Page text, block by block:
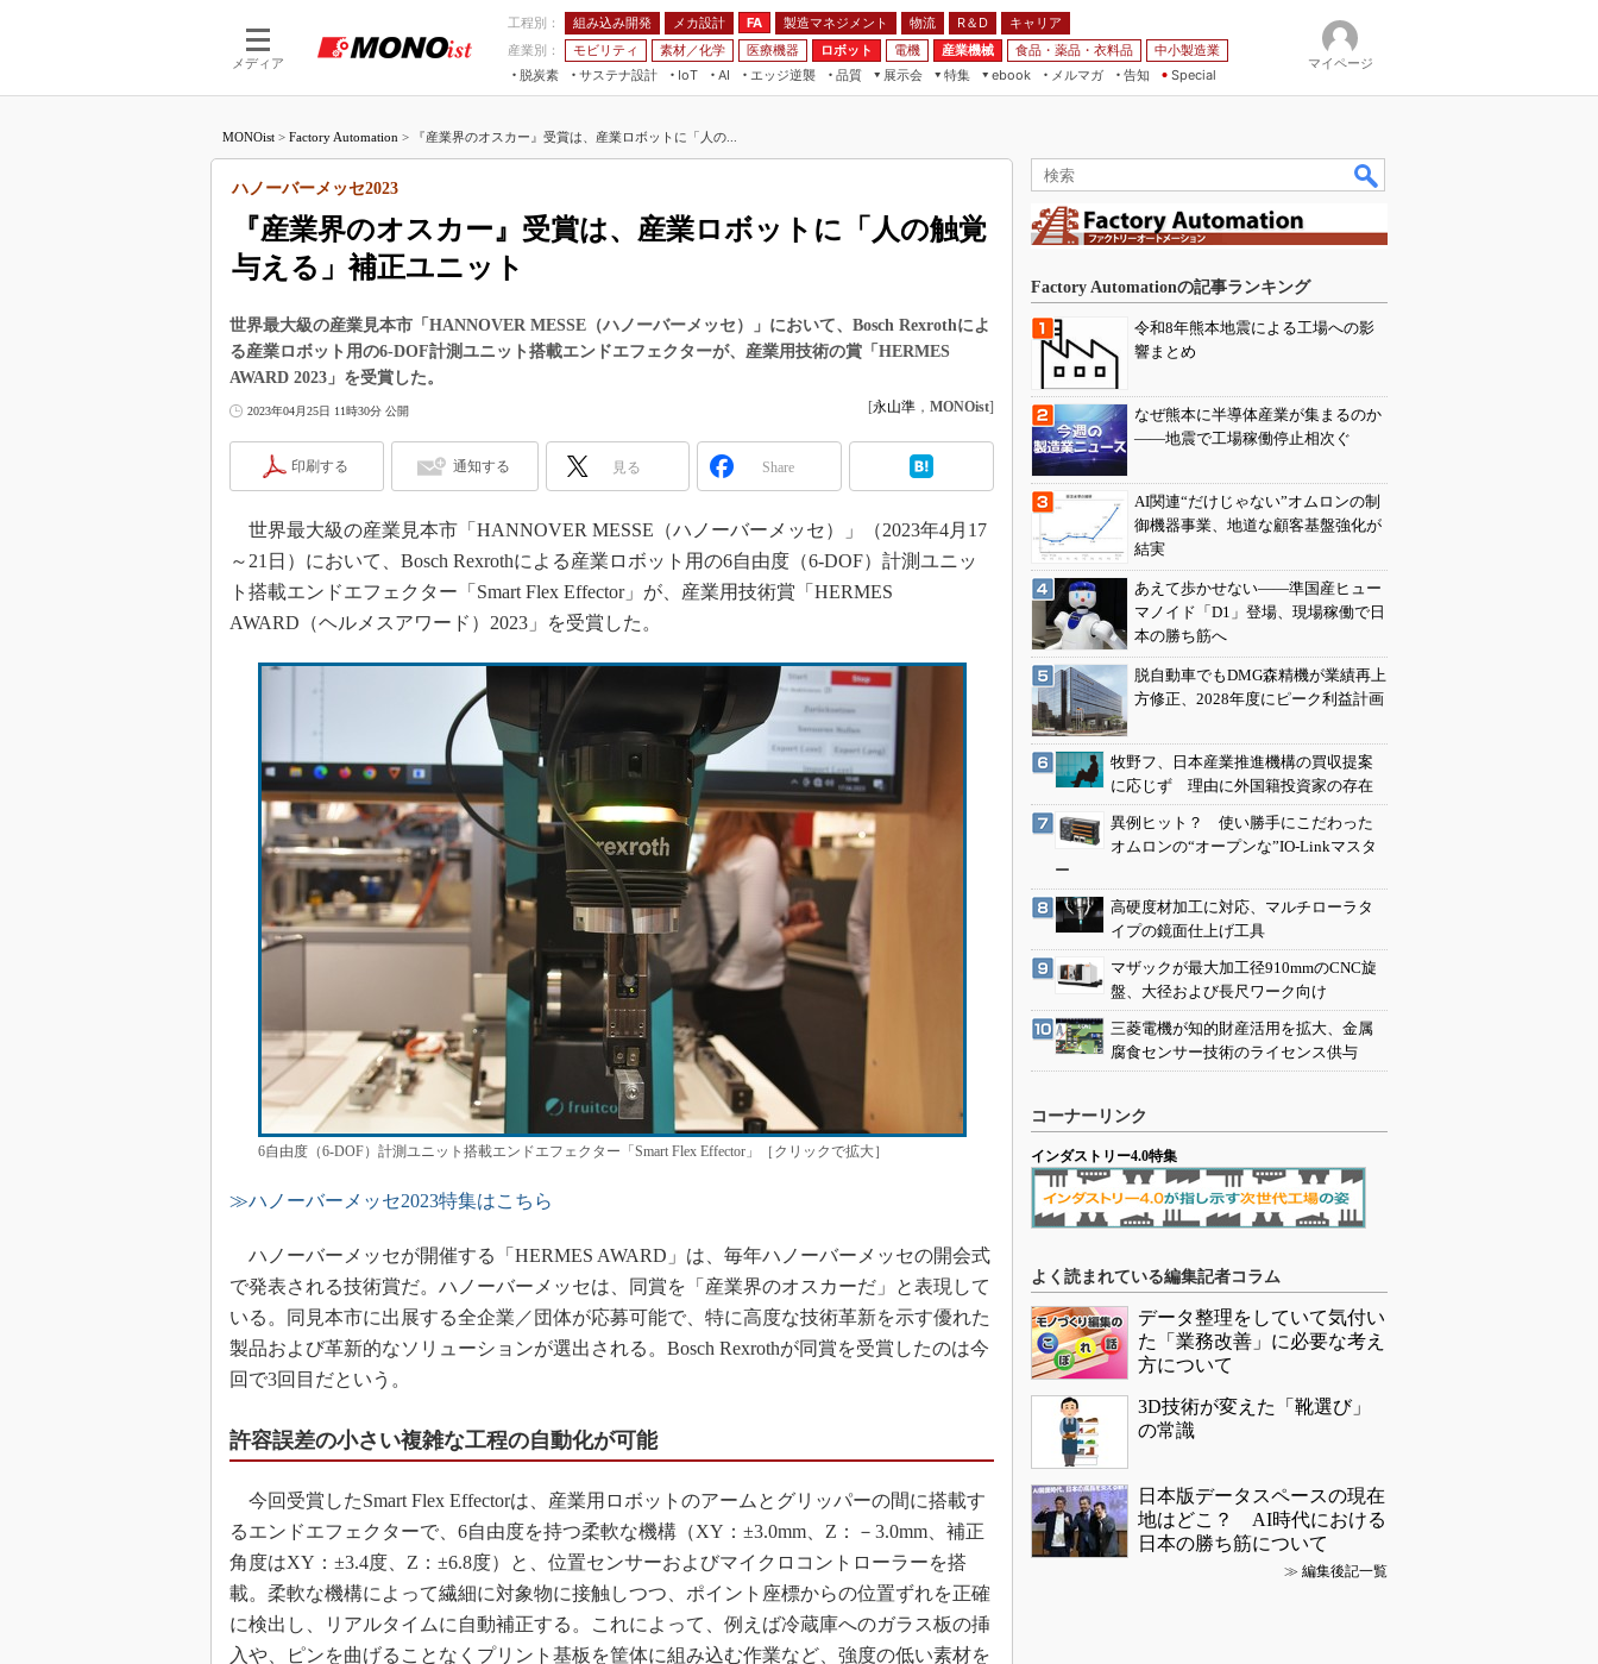
メディア
工程別： 組み込み開発 メカ設計 FA 製造マネジメント 物流 R＆D
キャリア
産業別：
モビリティ 素材／化学 医療機器 ロボット 電機 産業機械 食品・薬品・衣料品
中小製造業
脱炭素
サステナ設計
IoT
つながる工場
AI
AI×設備保全
エッジ逆襲 品質
展示会
JIMTOF
IIFES
TECHNO-FRONTIER
EdgeTech+
日本ものづくりワールド
AUTOMOTIVE WORLD
産業オープンネット展
特集
つながるクルマ
VR／AR
組み込み画像技術
組み込みモデリング
ISO26262
3Dプリンタ
イノベーション
製造業ビッグデータ
メイドインジャパン
植物工場
知財マネジメント
海外生産
グローバル設計・開発
制御セキュリティ
新型コロナへの対応
ebook
メルマガ
告知 Special
マイページ
MONOist > Factory Automation > 『産業界のオスカー』受賞は、産業ロボットに「人の...
『産業界のオスカー』受賞は、産業ロボットに「人の触覚
与える」補正ユニット
ハノーバーメッセ2023
世界最大級の産業見本市「HANNOVER MESSE（ハノーバーメッセ）」において、Bosch Rexrothによ
る産業ロボット用の6-DOF計測ユニット搭載エンドエフェクターが、産業用技術の賞「HERMES
AWARD 2023」を受賞した。
2023年04月25日 11時30分 公開 [永山準 ， MONOist]
印刷する 通知する 見る Share
世界最大級の産業見本市「HANNOVER MESSE（ハノーバーメッセ）」（2023年4月17
～21日）において、Bosch Rexrothによる産業ロボット用の6自由度（6-DOF）計測ユニッ
ト搭載エンドエフェクター「Smart Flex Effector」が、産業用技術賞「HERMES
AWARD（ヘルメスアワード）2023」を受賞した。
6自由度（6-DOF）計測ユニット搭載エンドエフェクター「Smart Flex Effector」［クリックで拡大］
≫ハノーバーメッセ2023特集はこちら
ハノーバーメッセが開催する「HERMES AWARD」は、毎年ハノーバーメッセの開会式
で発表される技術賞だ。ハノーバーメッセは、同賞を「産業界のオスカーだ」と表現して
いる。同見本市に出展する全企業／団体が応募可能で、特に高度な技術革新を示す優れた
製品および革新的なソリューションが選出される。Bosch Rexrothが同賞を受賞したのは今
回で3回目だという。
許容誤差の小さい複雑な工程の自動化が可能
今回受賞したSmart Flex Effectorは、産業用ロボットのアームとグリッパーの間に搭載す
るエンドエフェクターで、6自由度を持つ柔軟な機構（XY：±3.0mm、Z：－3.0mm、補正
角度はXY：±3.4度、Z：±6.8度）と、位置センサーおよびマイクロコントローラーを搭
載。柔軟な機構によって繊細に対象物に接触しつつ、ポイント座標からの位置ずれを正確
に検出し、リアルタイムに自動補正する。これによって、例えば冷蔵庫へのガラス板の挿
入や、ピンを曲げることなくプリント基板を筐体に組み込む作業など、強度の低い素材を
Factory Automationの記事ランキング
令和8年熊本地震による工場への影
響まとめ
なぜ熊本に半導体産業が集まるのか
――地震で工場稼働停止相次ぐ
AI関連“だけじゃない”オムロンの制
御機器事業、地道な顧客基盤強化が
結実
あえて歩かせない――準国産ヒュー
マノイド「D1」登場、現場稼働で日
本の勝ち筋へ
脱自動車でもDMG森精機が業績再上
方修正、2028年度にピーク利益計画
牧野フ、日本産業推進機構の買収提案
に応じず 理由に外国籍投資家の存在
異例ヒット？ 使い勝手にこだわった
オムロンの“オープンな”IO-Linkマスタ
ー
高硬度材加工に対応、マルチローラタ
イプの鏡面仕上げ工具
マザックが最大加工径910mmのCNC旋
盤、大径および長尺ワーク向け
三菱電機が知的財産活用を拡大、金属
腐食センサー技術のライセンス供与
コーナーリンク
インダストリー4.0特集
よく読まれている編集記者コラム
データ整理をしていて気付い
た「業務改善」に必要な考え
方について
3D技術が変えた「靴選び」
の常識
日本版データスペースの現在
地はどこ？ AI時代における
日本の勝ち筋について
≫ 編集後記一覧